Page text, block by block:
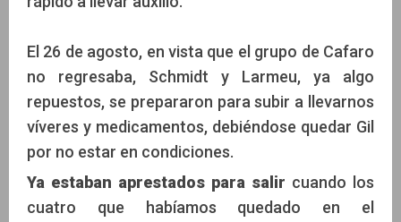
El 26 de agosto, en vista que el grupo de Cafaro
no regresaba, Schmidt y Larmeu, ya algo
repuestos, se prepararon para subir a llevarnos
víveres y medicamentos, debiéndose quedar Gil
por no estar en condiciones.
Ya estaban aprestados para salir cuando los
cuatro que habíamos quedado en el